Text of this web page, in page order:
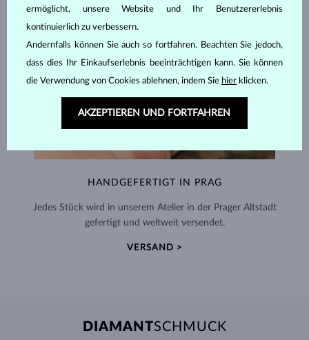
HANDGEFERTIGT IN PRAG
Jedes Stück wird in unserem Atelier in der Prager Altstadt
gefertigt und weltweit versendet.
VERSAND >
DIAMANTSCHMUCK
ermöglicht, unsere Website und Ihr Benutzererlebnis
kontinuierlich zu verbessern.
Andernfalls können Sie auch so fortfahren. Beachten Sie jedoch,
dass dies Ihr Einkaufserlebnis beeinträchtigen kann. Sie können
die Verwendung von Cookies ablehnen, indem Sie hier klicken.
AKZEPTIEREN UND FORTFAHREN